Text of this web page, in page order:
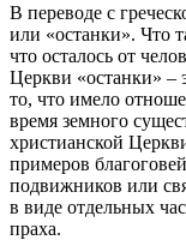
В переводе с
или «останки». Что
что осталось от
Церкви «останки» –
то, что имело
время земного
христианской
примеров
подвижников или
в виде отдельных
праха.